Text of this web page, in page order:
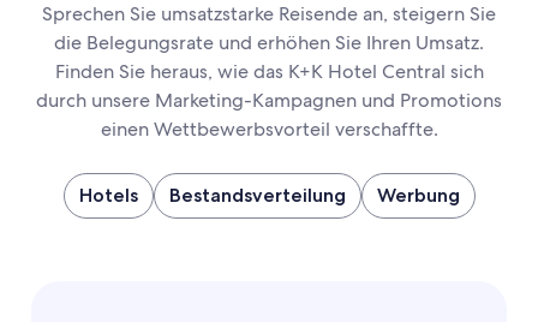
Sprechen Sie umsatzstarke Reisende an, steigern Sie
die Belegungsrate und erhöhen Sie Ihren Umsatz.
Finden Sie heraus, wie das K+K Hotel Central sich
durch unsere Marketing-Kampagnen und Promotions
einen Wettbewerbsvorteil verschaffte.
Hotels Bestandsverteilung Werbung